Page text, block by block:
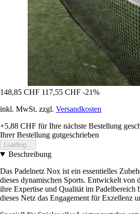
148,85 CHF 117,55 CHF -21%
inkl. MwSt. zzgl. Versandkosten
+5,88 CHF für Ihre nächste Bestellung
Ihrer Bestellung gutgeschrieben
Loading...
Beschreibung
Das Padelnetz Nox ist ein essentielles
dieses dynamischen Sports. Entwickelt von
ihre Expertise und Qualität im Padelbereich
dieses Netz das Engagement für Exzellenz